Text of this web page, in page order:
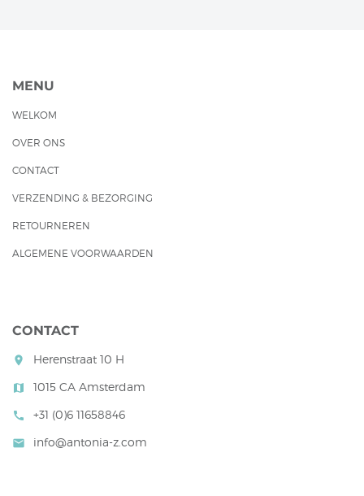
MENU
WELKOM
OVER ONS
CONTACT
VERZENDING & BEZORGING
RETOURNEREN
ALGEMENE VOORWAARDEN
CONTACT
room Herenstraat 10 H
map 1015 CA Amsterdam
call +31 (0)6 11658846
mail info@antonia-z.com